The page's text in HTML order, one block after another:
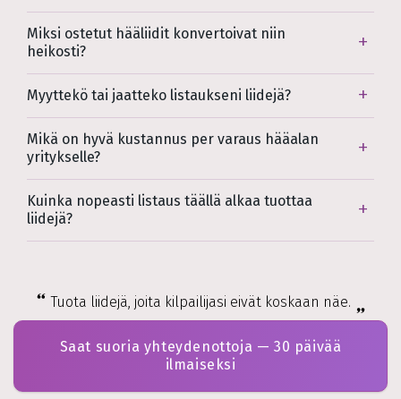
Miksi ostetut hääliidit konvertoivat niin
heikosti?
Myyttekö tai jaatteko listaukseni liidejä?
Mikä on hyvä kustannus per varaus hääalan
yritykselle?
Kuinka nopeasti listaus täällä alkaa tuottaa
liidejä?
Tuota liidejä, joita kilpailijasi eivät koskaan näe.
Saat suoria yhteydenottoja — 30 päivää
ilmaiseksi